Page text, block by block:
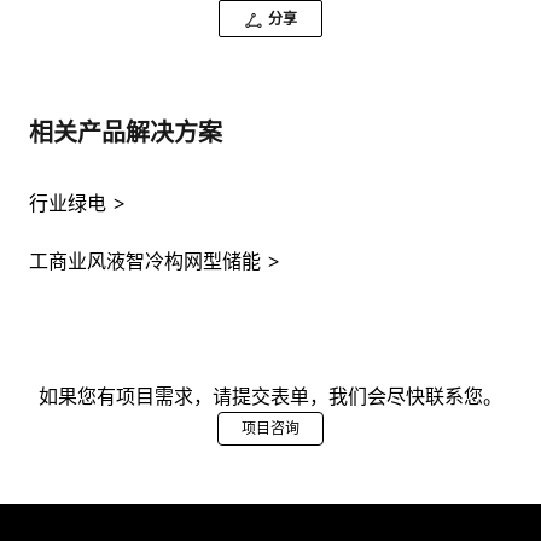
分享
相关产品解决方案
行业绿电
工商业风液智冷构网型储能
如果您有项目需求，请提交表单，我们会尽快联系您。
项目咨询